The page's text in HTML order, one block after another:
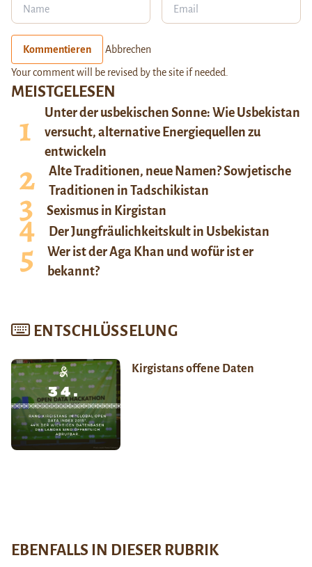
MEISTGELESEN
Unter der usbekischen Sonne: Wie Usbekistan
versucht, alternative Energiequellen zu
entwickeln
Alte Traditionen, neue Namen? Sowjetische
Traditionen in Tadschikistan
Sexismus in Kirgistan
Der Jungfräulichkeitskult in Usbekistan
Wer ist der Aga Khan und wofür ist er
bekannt?
ENTSCHLÜSSELUNG
Kirgistans offene Daten
Kommentieren Abbrechen
Your comment will be revised by the site if needed.
EBENFALLS IN DIESER RUBRIK